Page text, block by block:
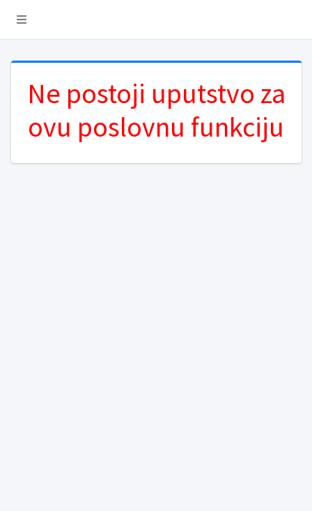
Ne postoji uputstvo za
ovu poslovnu funkciju